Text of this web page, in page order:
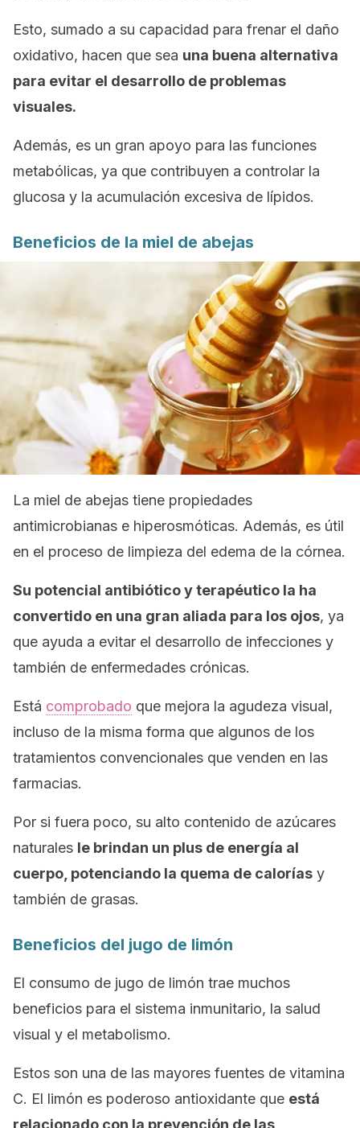
Esto, sumado a su capacidad para frenar el daño
oxidativo, hacen que sea una buena alternativa
para evitar el desarrollo de problemas
visuales.
Además, es un gran apoyo para las funciones
metabólicas, ya que contribuyen a controlar la
glucosa y la acumulación excesiva de lípidos.
Beneficios de la miel de abejas
La miel de abejas tiene propiedades
antimicrobianas e hiperosmóticas. Además, es útil
en el proceso de limpieza del edema de la córnea.
Su potencial antibiótico y terapéutico la ha
convertido en una gran aliada para los ojos, ya
que ayuda a evitar el desarrollo de infecciones y
también de enfermedades crónicas.
Está comprobado que mejora la agudeza visual,
incluso de la misma forma que algunos de los
tratamientos convencionales que venden en las
farmacias.
Por si fuera poco, su alto contenido de azúcares
naturales le brindan un plus de energía al
cuerpo, potenciando la quema de calorías y
también de grasas.
Beneficios del jugo de limón
El consumo de jugo de limón trae muchos
beneficios para el sistema inmunitario, la salud
visual y el metabolismo.
Estos son una de las mayores fuentes de vitamina
C. El limón es poderoso antioxidante que está
relacionado con la prevención de las